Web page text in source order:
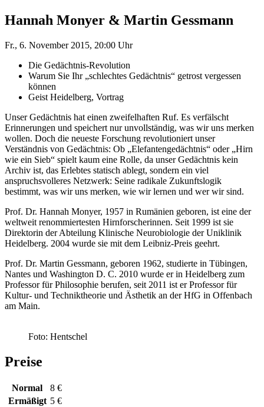
Hannah Monyer & Martin Gessmann
Fr., 6. November 2015, 20:00 Uhr
Die Gedächtnis-Revolution
Warum Sie Ihr „schlechtes Gedächtnis“ getrost vergessen
können
Geist Heidelberg, Vortrag
Unser Gedächtnis hat einen zweifelhaften Ruf. Es verfälscht
Erinnerungen und speichert nur unvollständig, was wir uns merken
wollen. Doch die neueste Forschung revolutioniert unser
Verständnis von Gedächtnis: Ob „Elefantengedächtnis“ oder „Hirn
wie ein Sieb“ spielt kaum eine Rolle, da unser Gedächtnis kein
Archiv ist, das Erlebtes statisch ablegt, sondern ein viel
anspruchsvolleres Netzwerk: Seine radikale Zukunftslogik
bestimmt, was wir uns merken, wie wir lernen und wer wir sind.
Prof. Dr. Hannah Monyer, 1957 in Rumänien geboren, ist eine der
weltweit renommiertesten Hirnforscherinnen. Seit 1999 ist sie
Direktorin der Abteilung Klinische Neurobiologie der Uniklinik
Heidelberg. 2004 wurde sie mit dem Leibniz-Preis geehrt.
Prof. Dr. Martin Gessmann, geboren 1962, studierte in Tübingen,
Nantes und Washington D. C. 2010 wurde er in Heidelberg zum
Professor für Philosophie berufen, seit 2011 ist er Professor für
Kultur- und Techniktheorie und Ästhetik an der HfG in Offenbach
am Main.
Foto: Hentschel
Preise
Normal
8 €
Ermäßigt 5 €